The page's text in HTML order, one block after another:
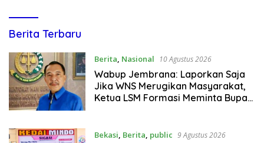
dailyindonesia.co
Berita Terbaru
Berita, Nasional 10 Agustus 2026
Wabup Jembrana: Laporkan Saja
Jika WNS Merugikan Masyarakat,
Ketua LSM Formasi Meminta Bupati
Bekasi, Berita, public 9 Agustus 2026